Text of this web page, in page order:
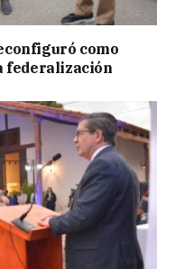
como
federalización